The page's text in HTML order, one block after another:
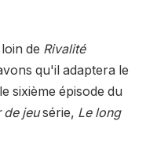
de Rivalité
qu'il adaptera le
sixième épisode du
de jeusérie, Le long